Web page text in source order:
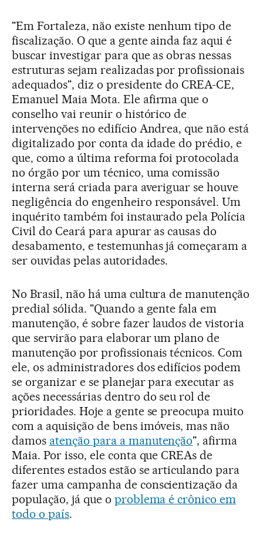
"Em Fortaleza, não existe nenhum tipo de
fiscalização. O que a gente ainda faz aqui é
buscar investigar para que as obras nessas
estruturas sejam realizadas por profissionais
adequados", diz o presidente do CREA-CE,
Emanuel Maia Mota. Ele afirma que o
conselho vai reunir o histórico de
intervenções no edifício Andrea, que não está
digitalizado por conta da idade do prédio, e
que, como a última reforma foi protocolada
no órgão por um técnico, uma comissão
interna será criada para averiguar se houve
negligência do engenheiro responsável. Um
inquérito também foi instaurado pela Polícia
Civil do Ceará para apurar as causas do
desabamento, e testemunhas já começaram a
ser ouvidas pelas autoridades.
No Brasil, não há uma cultura de manutenção
predial sólida. "Quando a gente fala em
manutenção, é sobre fazer laudos de vistoria
que servirão para elaborar um plano de
manutenção por profissionais técnicos. Com
ele, os administradores dos edifícios podem
se organizar e se planejar para executar as
ações necessárias dentro do seu rol de
prioridades. Hoje a gente se preocupa muito
com a aquisição de bens imóveis, mas não
damos atenção para a manutenção", afirma
Maia. Por isso, ele conta que CREAs de
diferentes estados estão se articulando para
fazer uma campanha de conscientização da
população, já que o problema é crônico em
todo o país.